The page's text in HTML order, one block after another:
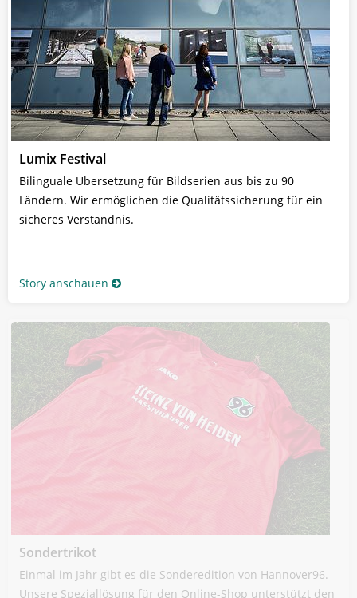
Lumix Festival
Bilinguale Übersetzung für Bildserien aus bis zu 90
Ländern. Wir ermöglichen die Qualitätssicherung für ein
sicheres Verständnis.
Story anschauen
Sondertrikot
Einmal im Jahr gibt es die Sonderedition von Hannover96.
Unsere Speziallösung für den Online-Shop unterstützt den